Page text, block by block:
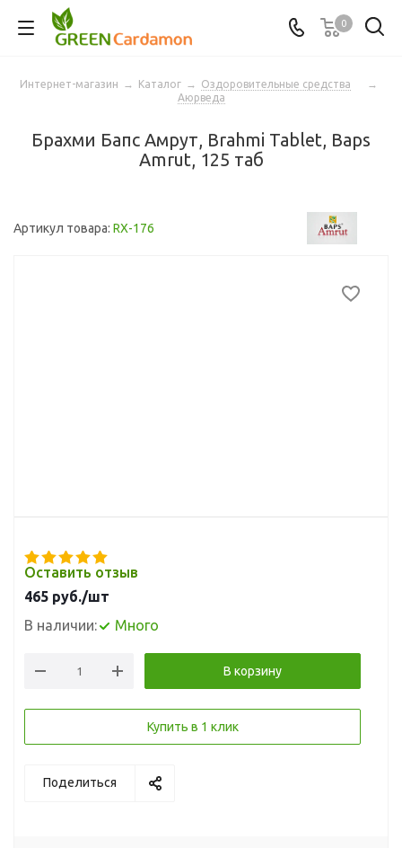
0
Интернет-магазин → Каталог → Оздоровительные средства
→
Аюрведа
Брахми Бапс Амрут, Brahmi Tablet, Baps
Amrut, 125 таб
Артикул товара: RX-176
Оставить отзыв
465 руб./шт
В наличии:
Много
В корзину
Купить в 1 клик
Поделиться